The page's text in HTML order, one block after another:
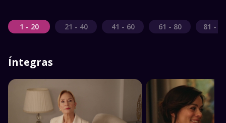
1 - 20 21 - 40 41 - 60 61 - 80 81 -
Íntegras